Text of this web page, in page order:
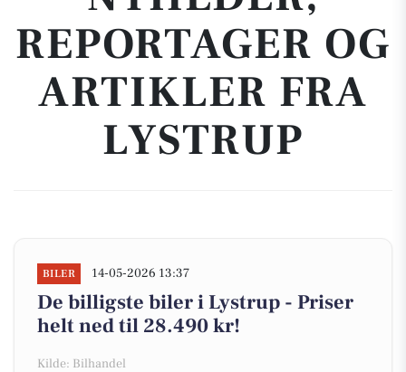
REPORTAGER OG
ARTIKLER FRA
LYSTRUP
BILER 14-05-2026 13:37
De billigste biler i Lystrup - Priser
helt ned til 28.490 kr!
Kilde: Bilhandel